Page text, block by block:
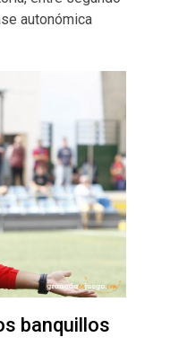
autonómica
banquillos